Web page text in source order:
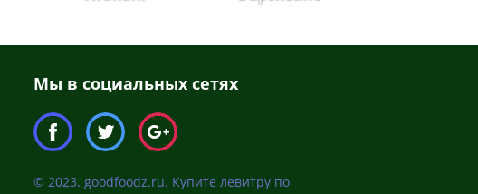
Мы в социальных сетях
© 2023. goodfoodz.ru. Купите левитру по